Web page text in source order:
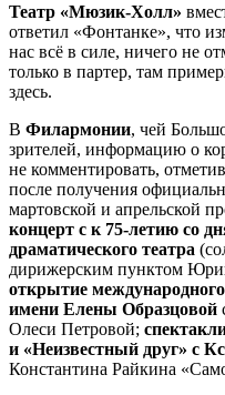
Театр «Мюзик-Холл»
ответил «Фонтанке», что
нас всё в силе, ничего не
только в партер, там
здесь.
В Филармонии, чей
зрителей, информацию о
не комментировать,
после получения
мартовской и апрельской
концерт с к 75-летию со
драматического театра
дирижерским пунктом
открытие
имени Елены Образцовой
Олеси Петровой;
и «Неизвестный друг» с
Константина Райкина